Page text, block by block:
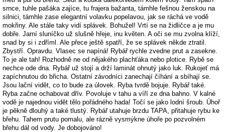
srnce, tuhle pašáka zajíce, tu frajera bažanta, támhle fešnou ženskou na
silnici, támhle zase elegantní volavku popelavou, jak se ráchá ve vodě
mokřiny. Ale stále taky vidí splávek. Bohužel! Vrtí se na židličce a je mu
dobře. Jarní sluníčko už slušně hřeje, inu květen. A oči se mu zvolna klíží,
snad by si i zdříml. Ale přece ještě spatří, že se splávek někde ztratil.
Zbystří. Opravdu. Vlasec se napíná! Rybář rychle zvedne prut a zasekne.
To je ale tah! Rozhodně ne od nějakého plachťáka nebo plotice. Rybě se
nechce ode dna. Rybář už stojí a drží laminát ohnutý jako luk. Rukojeť má
zapíchnutou do břicha. Ostatní závodníci zanechají číhání a sbíhají se.
Jsou lační vidět, co to bude za úlovek. Ryba tvrdě bojuje. Rybář také.
Ryba začne ochabovat dřív. Povoluje v tahu a víří ze dna bahno. V kalné
vodě je najednou vidět tělo pořádného hada! Točí se jako lodní šroub. Úhoř
je pěkně dlouhý a také tlustý. Rybář utahuje brzdu TAPA, přitahuje rybu ke
břehu. Tahem prutu pomalu, ale rázně vysmýkne úhoře po pozvolném
břehu dál od vody. Je dobojováno!